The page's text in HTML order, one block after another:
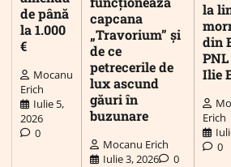
de până
la 1.000
€
Mocanu
Erich
Iulie 5,
2026
0
capcana
„Travorium” și
de ce
petrecerile de
lux ascund
găuri în
buzunare
Mocanu Erich
Iulie 3, 2026
0
la
din
Ilie
Erich
0